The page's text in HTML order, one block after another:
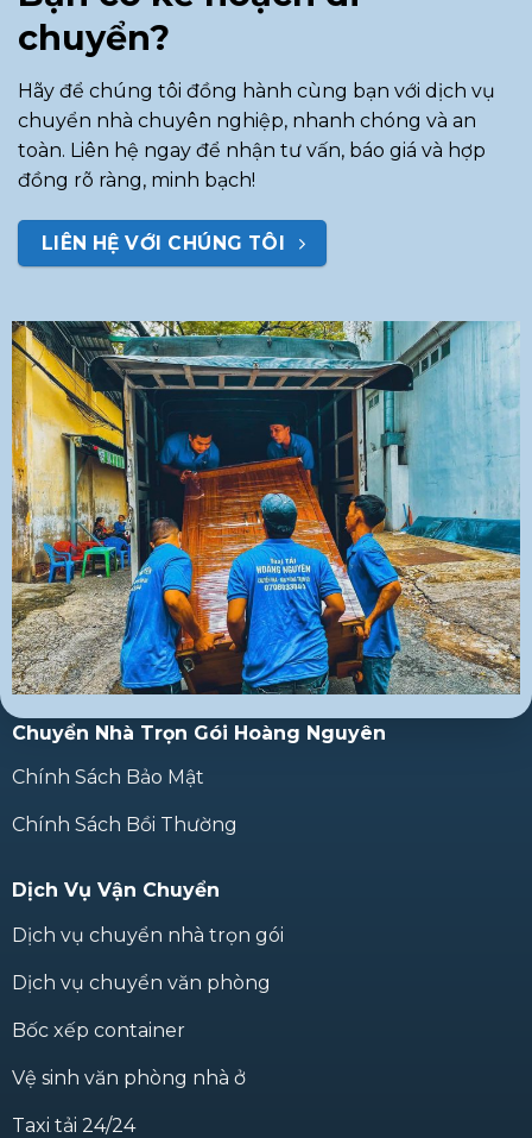
chuyển?
Hãy để chúng tôi đồng hành cùng bạn với dịch vụ
chuyển nhà chuyên nghiệp, nhanh chóng và an
toàn. Liên hệ ngay để nhận tư vấn, báo giá và hợp
đồng rõ ràng, minh bạch!
LIÊN HỆ VỚI CHÚNG TÔI
Chuyển Nhà Trọn Gói Hoàng Nguyên
Chính Sách Bảo Mật
Chính Sách Bồi Thường
Dịch Vụ Vận Chuyển
Dịch vụ chuyển nhà trọn gói
Dịch vụ chuyển văn phòng
Bốc xếp container
Vệ sinh văn phòng nhà ở
Taxi tải 24/24